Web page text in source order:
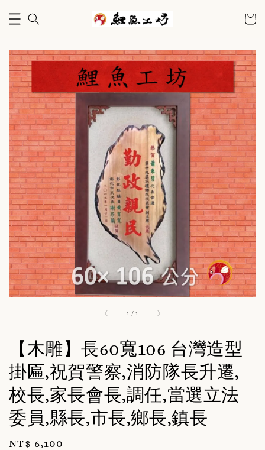
1 /1
【木雕】長60寬106 台灣造型
掛匾,祝賀警察,消防隊長升遷,
校長,家長會長,調任,當選立法
委員,縣長,市長,鄉長,鎮長
Regular
NT$ 6,100